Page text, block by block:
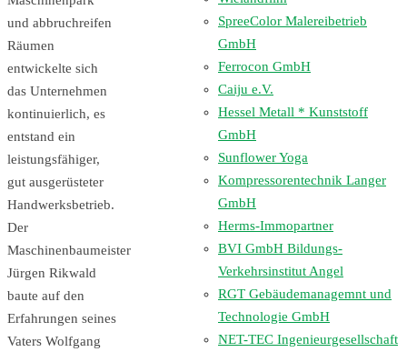
und abbruchreifen
Räumen
entwickelte sich
das Unternehmen
kontinuierlich, es
entstand ein
leistungsfähiger,
gut ausgerüsteter
Handwerksbetrieb.
Der
Maschinenbaumeister
Jürgen Rikwald
baute auf den
Erfahrungen seines
Vaters Wolfgang
SpreeColor Malereibetrieb
GmbH
Ferrocon GmbH
Caiju e.V.
Hessel Metall * Kunststoff
GmbH
Sunflower Yoga
Kompressorentechnik Langer
GmbH
Herms-Immopartner
BVI GmbH Bildungs-
Verkehrsinstitut Angel
RGT Gebäudemanagemnt und
Technologie GmbH
NET-TEC Ingenieurgesellschaft